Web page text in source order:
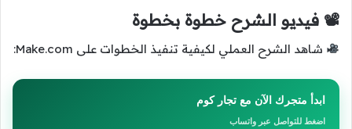
📽 فيديو الشرح خطوة بخطوة
شاهد الشرح العملي لكيفية تنفيذ الخطوات على Make.com:
ابدأ متجرك الآن مع تجار كوم
اضغط للتواصل عبر واتساب